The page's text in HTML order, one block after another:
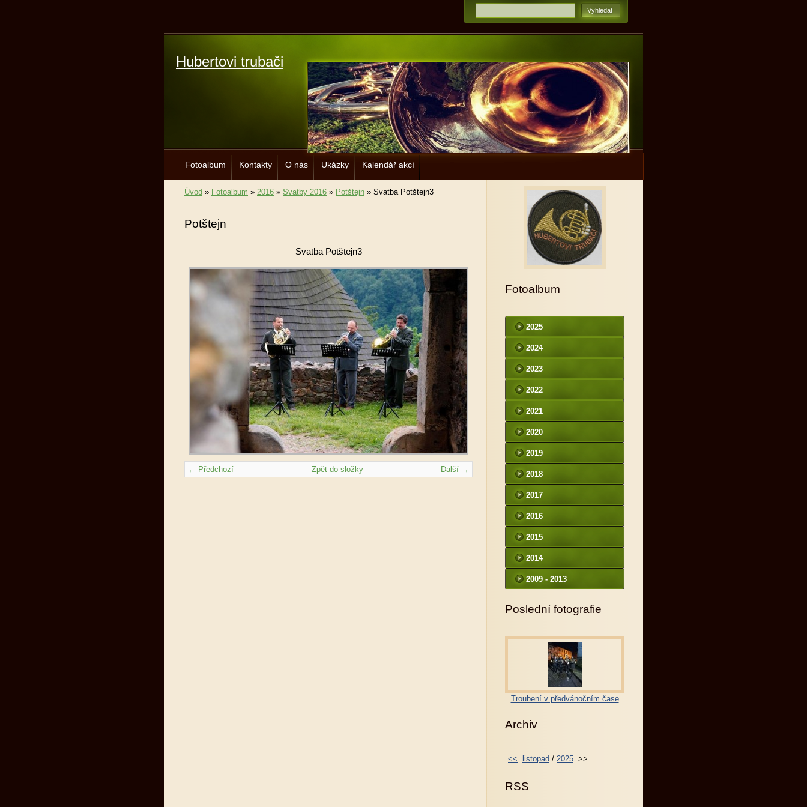
Hubertovi trubači
Fotoalbum Kontakty O nás Ukázky Kalendář akcí
Úvod » Fotoalbum » 2016 » Svatby 2016 » Potštejn » Svatba Potštejn3
Potštejn
Svatba Potštejn3
← Předchozí Další →
Zpět do složky
Fotoalbum
2025
2024
2023
2022
2021
2020
2019
2018
2017
2016
2015
2014
2009 - 2013
Poslední fotografie
Troubení v předvánočním čase
Archiv
<< listopad / 2025 >>
RSS